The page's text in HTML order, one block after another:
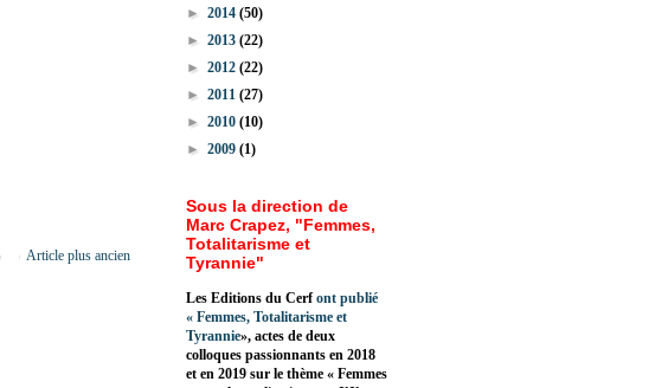
Article plus ancien
► 2014 (50)
► 2013 (22)
► 2012 (22)
► 2011 (27)
► 2010 (10)
► 2009 (1)
Sous la direction de
Marc Crapez, "Femmes,
Totalitarisme et
Tyrannie"
Les Editions du Cerfont publié
« Femmes, Totalitarisme et
Tyrannie», actes de deux
colloques passionnants en 2018
et en 2019 sur le thème « Femmes